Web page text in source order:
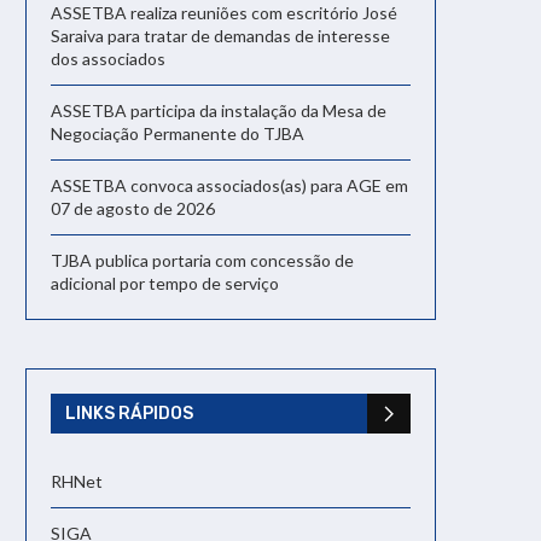
ASSETBA realiza reuniões com escritório José
Saraiva para tratar de demandas de interesse
dos associados
ASSETBA participa da instalação da Mesa de
Negociação Permanente do TJBA
ASSETBA convoca associados(as) para AGE em
07 de agosto de 2026
TJBA publica portaria com concessão de
adicional por tempo de serviço
LINKS RÁPIDOS
RHNet
SIGA